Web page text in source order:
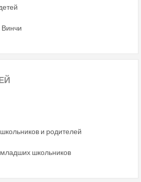
и родителей
школьников